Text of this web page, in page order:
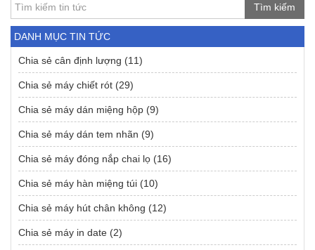
Tìm kiếm
DANH MỤC TIN TỨC
Chia sẻ cân định lượng (11)
Chia sẻ máy chiết rót (29)
Chia sẻ máy dán miệng hộp (9)
Chia sẻ máy dán tem nhãn (9)
Chia sẻ máy đóng nắp chai lọ (16)
Chia sẻ máy hàn miệng túi (10)
Chia sẻ máy hút chân không (12)
Chia sẻ máy in date (2)